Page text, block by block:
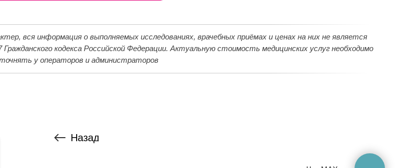
вся информация о выполняемых исследованиях, врачебных приёмах и ценах на них не является
кодекса Российской Федерации. Актуальную стоимость медицинских услуг необходимо
у операторов и администраторов
Назад